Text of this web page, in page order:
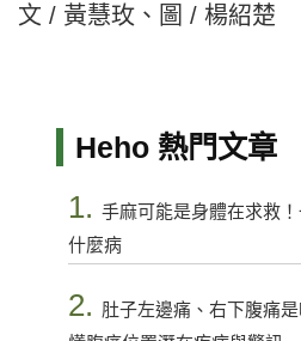
文 / 黃慧玫、圖 / 楊紹楚
Heho 熱門文章
1. 手麻可能是身體在求救
什麼病
2. 肚子左邊痛、右下腹痛